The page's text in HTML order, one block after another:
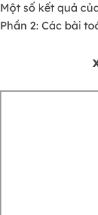
Một số kết quả
Phần 2: Các bài